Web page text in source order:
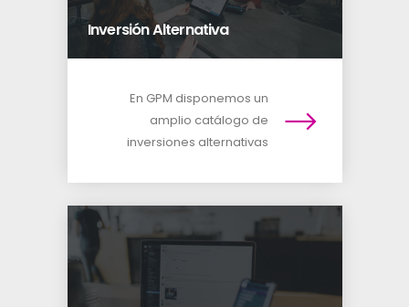
Inversión Alternativa
En GPM disponemos un
amplio catálogo de
inversiones alternativas